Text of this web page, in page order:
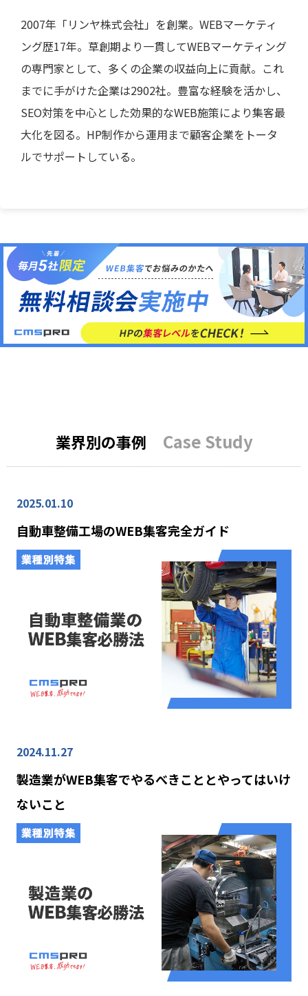
2007年「リンヤ株式会社」を創業。WEBマーケティ
ング歴17年。草創期より一貫してWEBマーケティング
の専門家として、多くの企業の収益向上に貢献。これ
までに手がけた企業は2902社。豊富な経験を活かし、
SEO対策を中心とした効果的なWEB施策により集客最
大化を図る。HP制作から運用まで顧客企業をトータ
ルでサポートしている。
業界別の事例 Case Study
2025.01.10
自動車整備工場のWEB集客完全ガイド
2024.11.27
製造業がWEB集客でやるべきこととやってはいけ
ないこと